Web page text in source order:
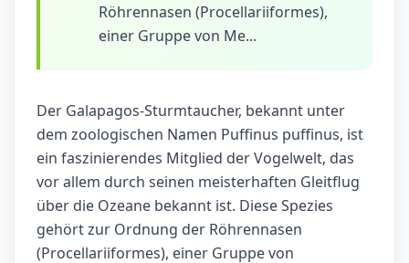
Röhrennasen (Procellariiformes),
einer Gruppe von Me...
Der Galapagos-Sturmtaucher, bekannt unter
dem zoologischen Namen Puffinus puffinus, ist
ein faszinierendes Mitglied der Vogelwelt, das
vor allem durch seinen meisterhaften Gleitflug
über die Ozeane bekannt ist. Diese Spezies
gehört zur Ordnung der Röhrennasen
(Procellariiformes), einer Gruppe von